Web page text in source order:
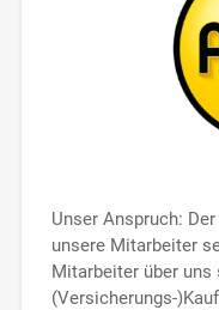
Unser Anspruch:
unsere Mitarbeiter
Mitarbeiter über uns
(Versicherungs-